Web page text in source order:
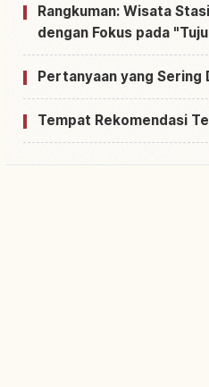
Rangkuman: Wisata
dengan Fokus pada
Pertanyaan yang Sering
Tempat Rekomendasi